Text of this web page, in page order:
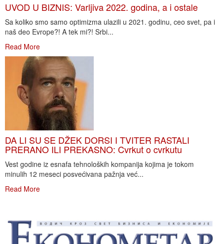
UVOD U BIZNIS: Varljiva 2022. godina, a i ostale
Sa koliko smo samo optimizma ulazili u 2021. godinu, ceo svet, pa i
naš deo Evrope?! A tek mi?! Srbi...
Read More
DA LI SU SE DŽEK DORSI I TVITER RASTALI
PRERANO ILI PREKASNO: Cvrkut o cvrkutu
Vest godine iz esnafa tehnoloških kompanija kojima je tokom
minulih 12 meseci posvećivana pažnja već...
Read More